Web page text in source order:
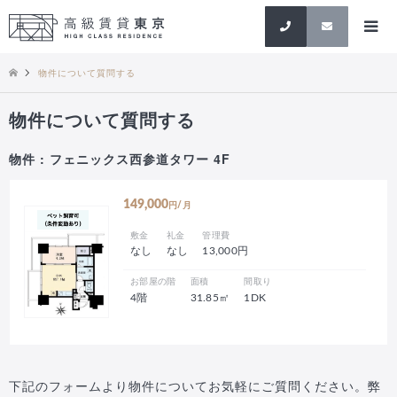
検索
物件について質問する
物件について質問する
物件 : フェニックス西参道タワー 4F
149,000 円/月
敷金
なし
礼金
なし
管理費
13,000円
お部屋の階
4階
面積
31.85㎡
間取り
1DK
下記のフォームより物件についてお気軽にご質問ください。弊